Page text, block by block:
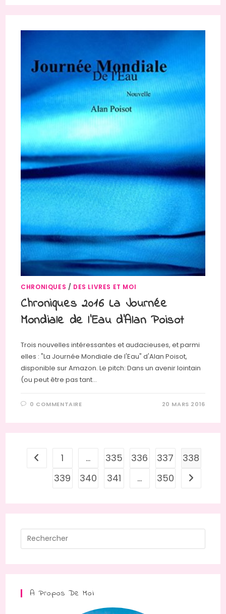
CHRONIQUES / DES LIVRES ET MOI
Chroniques 2016 La Journée
Mondiale de l’Eau d’Alan Poisot
Trois nouvelles intéressantes et audacieuses, et parmi
elles : "La Journée Mondiale de l'Eau" d'Alan Poisot,
disponible sur Amazon. Le pitch: Dans un avenir lointain
(ou peut être pas tant…
0 COMMENTAIRE 20 MARS 2016
Go to the previous page
1 … 335 336 337
338
339
340 341 … 350 Aller à la
A Propos De Moi